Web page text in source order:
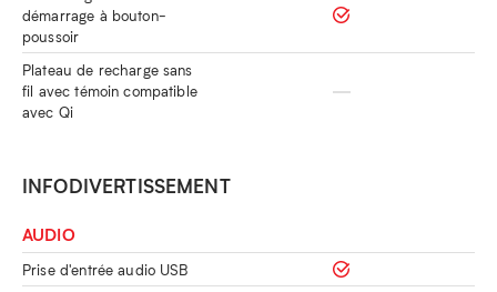
démarrage à bouton-
poussoir
Plateau de recharge sans
fil avec témoin compatible
avec Qi
INFODIVERTISSEMENT
AUDIO
Prise d'entrée audio USB